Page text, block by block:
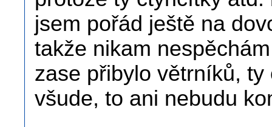
jsem pořád ještě na
takže nikam
zase přibylo větrníků,
všude, to ani nebudu